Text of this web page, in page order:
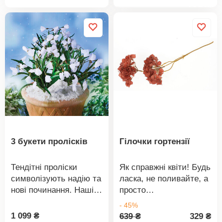
Світлодіодне
підсвічування. Наче
живі. Для стін та
дверей.
атмосферних впливів.
3 букети пролісків
Тендітні проліски
символізують надію та
нові починання. Наші
без будь-якого
1 099 ₴
Гілочки гортензії
Як справжні квіти! Будь
ласка, не поливайте, а
просто
насолоджуйтеся
красою!
- 45%
639 ₴ 329 ₴